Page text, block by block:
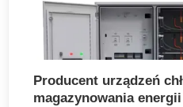
Producent urządzeń
magazynowania